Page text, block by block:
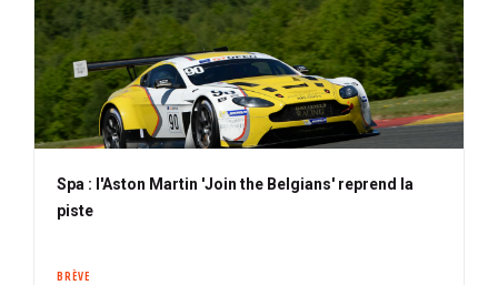
Spa : l'Aston Martin 'Join the Belgians' reprend la
piste
BRÈVE